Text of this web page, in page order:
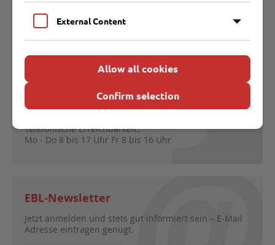
0451 707600
entsorgungsbetriebe@ebl.de
Öffnungszeiten Kundenservice:
Mo - Do 8 bis 16 Uhr
Telefonische Erreichbarkeit:
Mo - Do 8 bis 17 Uhr Fr 8 bis 16 Uhr
EBL-Newsletter
Jetzt anmelden und stets gut informiert sein – E-Mail
Adresse eintragen genügt.
External Content
Allow all cookies
Confirm selection